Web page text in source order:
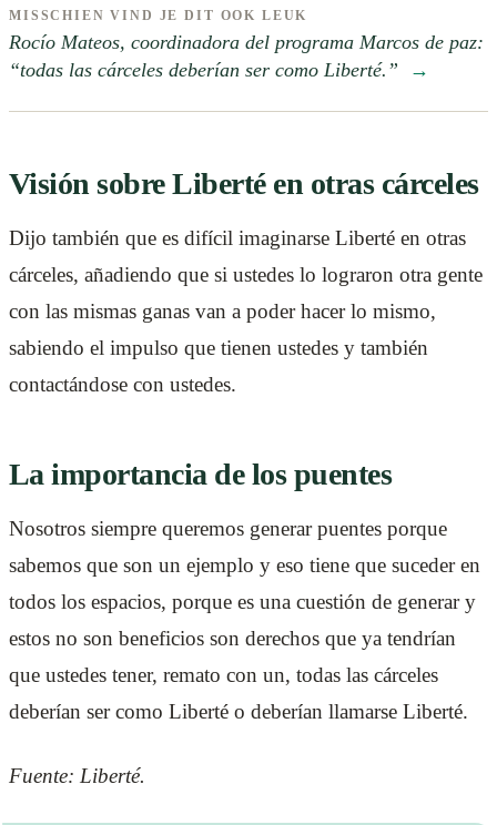
MISSCHIEN VIND JE DIT OOK LEUK
Rocío Mateos, coordinadora del programa Marcos de paz:
“todas las cárceles deberían ser como Liberté.”
→
Visión sobre Liberté en otras cárceles
Dijo también que es difícil imaginarse Liberté en otras
cárceles, añadiendo que si ustedes lo lograron otra gente
con las mismas ganas van a poder hacer lo mismo,
sabiendo el impulso que tienen ustedes y también
contactándose con ustedes.
La importancia de los puentes
Nosotros siempre queremos generar puentes porque
sabemos que son un ejemplo y eso tiene que suceder en
todos los espacios, porque es una cuestión de generar y
estos no son beneficios son derechos que ya tendrían
que ustedes tener, remato con un, todas las cárceles
deberían ser como Liberté o deberían llamarse Liberté.
Fuente: Liberté.